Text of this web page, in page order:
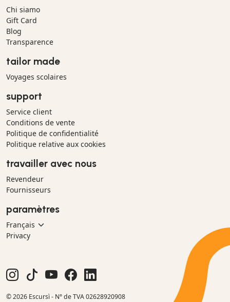
Chi siamo
Gift Card
Blog
Transparence
tailor made
Voyages scolaires
support
Service client
Conditions de vente
Politique de confidentialité
Politique relative aux cookies
travailler avec nous
Revendeur
Fournisseurs
paramètres
Privacy
© 2026 Escursì - N° de TVA 02628920908